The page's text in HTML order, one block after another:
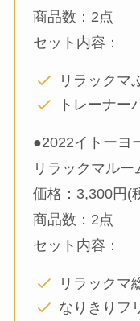
商品数：2点
セット内容：
リラックマ
トレーナー
●2022イトーヨ
リラックマルー
価格：3,300円(
商品数：2点
セット内容：
リラックマ
なりきりフ